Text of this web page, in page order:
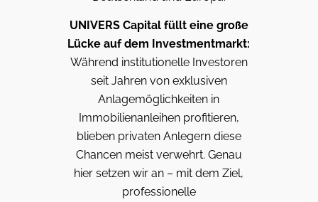
UNIVERS Capital füllt eine große
Lücke auf dem Investmentmarkt:
Während institutionelle Investoren
seit Jahren von exklusiven
Anlagemöglichkeiten in
Immobilienanleihen profitieren,
blieben privaten Anlegern diese
Chancen meist verwehrt. Genau
hier setzen wir an – mit dem Ziel,
professionelle